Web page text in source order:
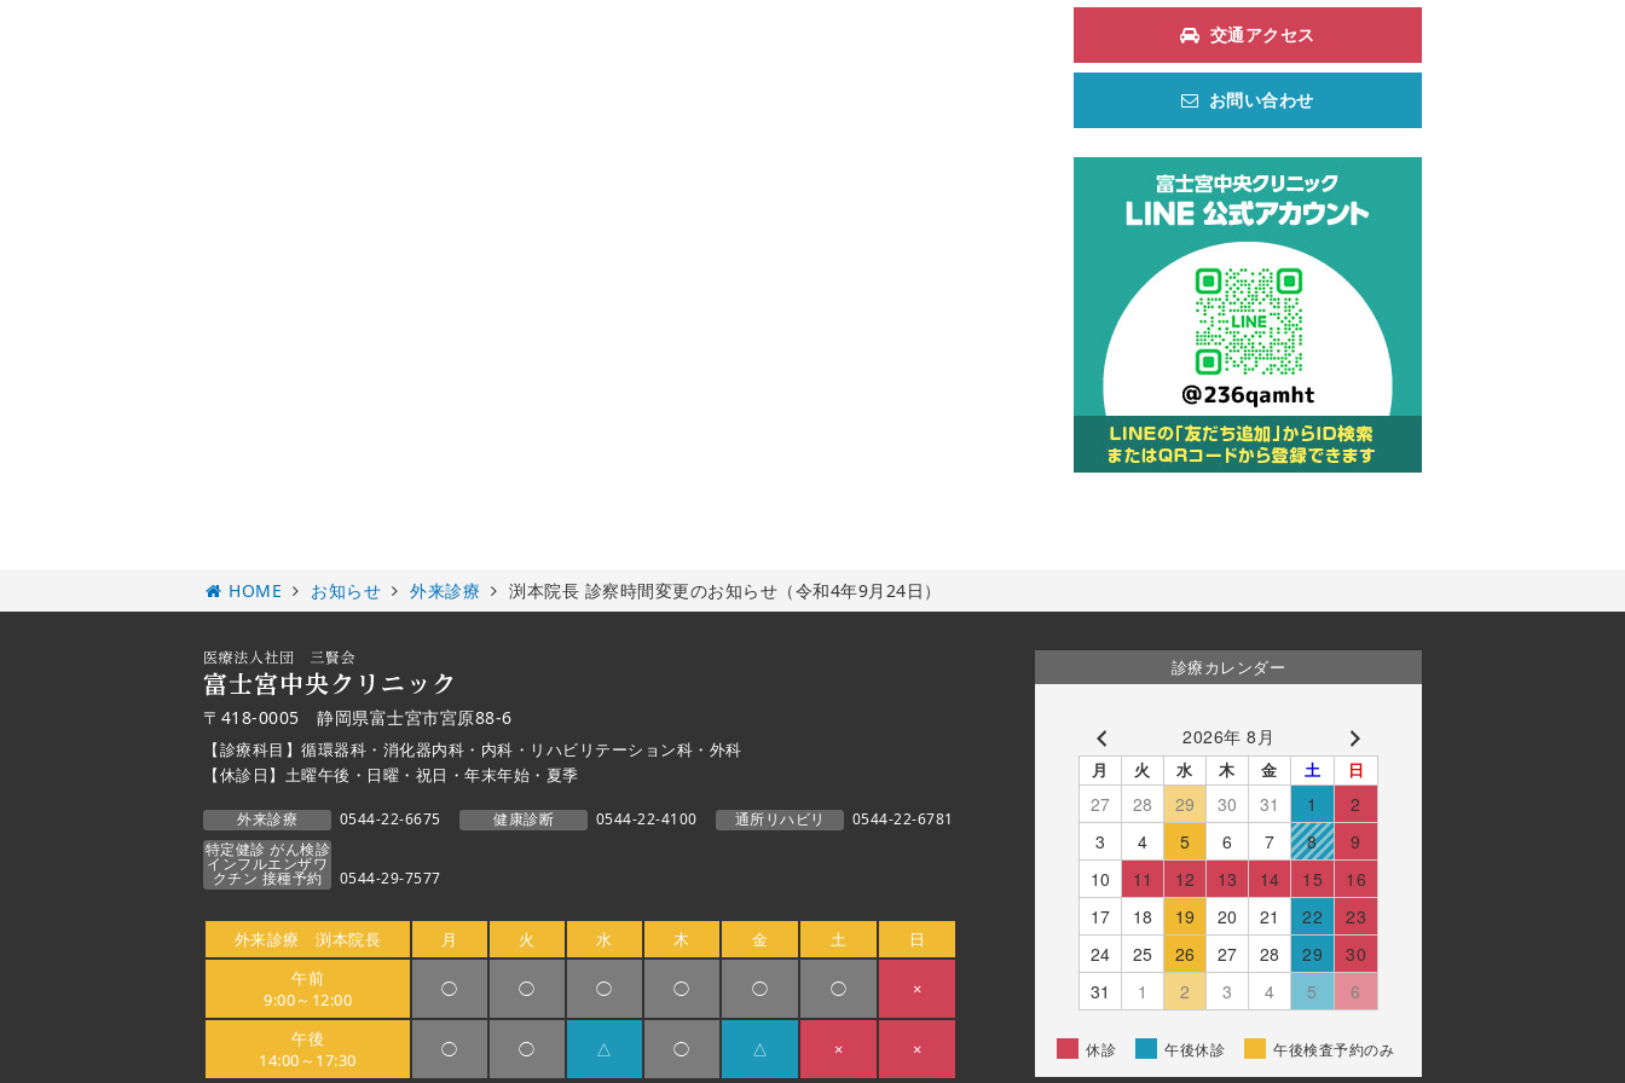
交通アクセス
お問い合わせ
HOME お知らせ 外来診療 渕本院長 診察時間変更のお知らせ（令和4年9月24日）
〒418-0005 静岡県富士宮市宮原88-6
【診療科目】循環器科・消化器内科・内科・リハビリテーション科・外科
【休診日】土曜午後・日曜・祝日・年末年始・夏季
外来診療 0544-22-6675 健康診断 0544-22-4100 通所リハビリ
0544-22-6781
特定健診 がん検診
インフルエンザワ
クチン 接種予約 0544-29-7577
外来診療 渕本院長 月 火 水 木 金 土
日
午前
9:00～12:00
◯ ◯ ◯ ◯ ◯ ◯ ×
午後
14:00～17:30
◯ ◯ △ ◯ △ × ×
診療カレンダー
2026年 8月
月 火 水 木 金 土 日
27 28 29 30 31 1
2
3
4 5 6 7 8
9
10
11 12 13 14 15
16
17
18 19 20 21 22
23
24
25 26 27 28 29
30
31
1 2 3 4 5 6
休診 午後休診 午後検査予約のみ